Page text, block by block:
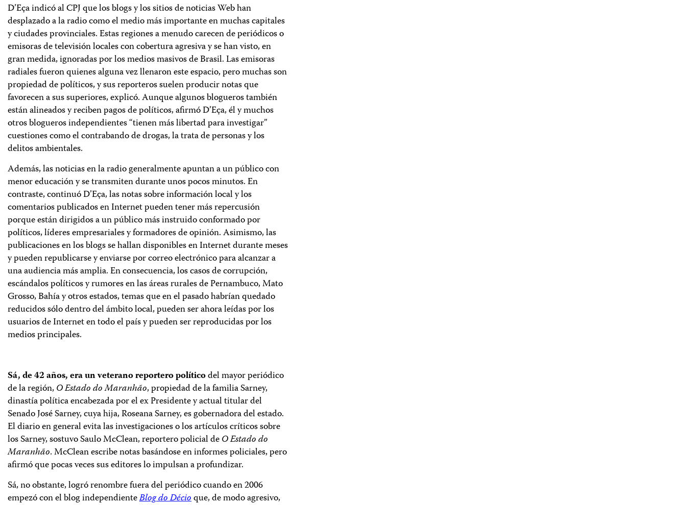
D’Eça indicó al CPJ que los blogs y los sitios de noticias Web han
desplazado a la radio como el medio más importante en muchas capitales
y ciudades provinciales. Estas regiones a menudo carecen de periódicos o
emisoras de televisión locales con cobertura agresiva y se han visto, en
gran medida, ignoradas por los medios masivos de Brasil. Las emisoras
radiales fueron quienes alguna vez llenaron este espacio, pero muchas son
propiedad de políticos, y sus reporteros suelen producir notas que
favorecen a sus superiores, explicó. Aunque algunos blogueros también
están alineados y reciben pagos de políticos, afirmó D’Eça, él y muchos
otros blogueros independientes “tienen más libertad para investigar”
cuestiones como el contrabando de drogas, la trata de personas y los
delitos ambientales.
Además, las noticias en la radio generalmente apuntan a un público con
menor educación y se transmiten durante unos pocos minutos. En
contraste, continuó D’Eça, las notas sobre información local y los
comentarios publicados en Internet pueden tener más repercusión
porque están dirigidos a un público más instruido conformado por
políticos, líderes empresariales y formadores de opinión. Asimismo, las
publicaciones en los blogs se hallan disponibles en Internet durante meses
y pueden republicarse y enviarse por correo electrónico para alcanzar a
una audiencia más amplia. En consecuencia, los casos de corrupción,
escándalos políticos y rumores en las áreas rurales de Pernambuco, Mato
Grosso, Bahía y otros estados, temas que en el pasado habrían quedado
reducidos sólo dentro del ámbito local, pueden ser ahora leídas por los
usuarios de Internet en todo el país y pueden ser reproducidas por los
medios principales.
Sá, de 42 años, era un veterano reportero políticodel mayor periódico
de la región,O Estado do Maranhão, propiedad de la familia Sarney,
dinastía política encabezada por el ex Presidente y actual titular del
Senado José Sarney, cuya hija, Roseana Sarney, es gobernadora del estado.
El diario en general evita las investigaciones o los artículos críticos sobre
los Sarney, sostuvo Saulo McClean, reportero policial deO Estado do
Maranhão. McClean escribe notas basándose en informes policiales, pero
afirmó que pocas veces sus editores lo impulsan a profundizar.
Sá, no obstante, logró renombre fuera del periódico cuando en 2006
empezó con el blog independienteBlog do Décioque, de modo agresivo,